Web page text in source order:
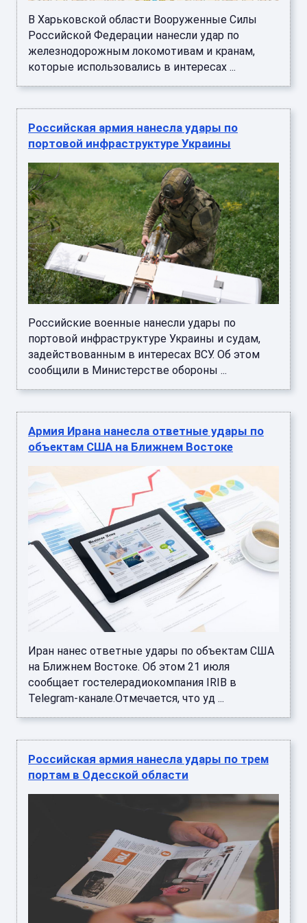
В Харьковской области Вооруженные Силы
Российской Федерации нанесли удар по
железнодорожным локомотивам и кранам,
которые использовались в интересах ...
Российская армия нанесла удары по
портовой инфраструктуре Украины
Российские военные нанесли удары по
портовой инфраструктуре Украины и судам,
задействованным в интересах ВСУ. Об этом
сообщили в Министерстве обороны ...
Армия Ирана нанесла ответные удары по
объектам США на Ближнем Востоке
Иран нанес ответные удары по объектам США
на Ближнем Востоке. Об этом 21 июля
сообщает гостелерадиокомпания IRIB в
Telegram-канале.Отмечается, что уд ...
Российская армия нанесла удары по трем
портам в Одесской области